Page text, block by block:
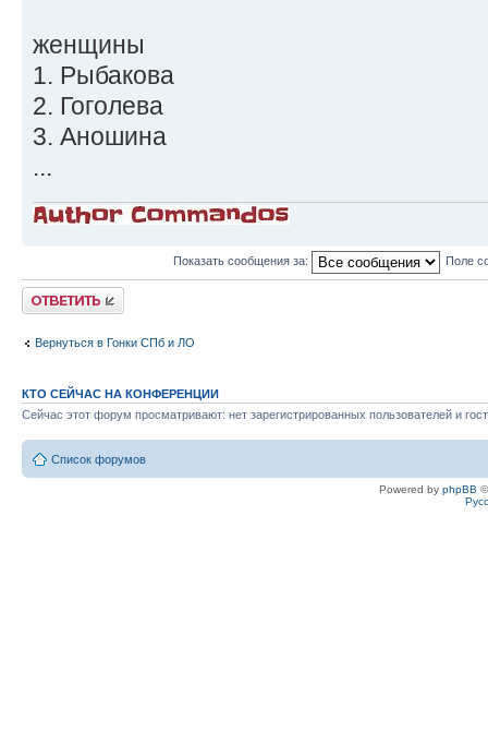
женщины
1. Рыбакова
2. Гоголева
3. Аношина
...
Показать сообщения за: Поле
Ответить
Вернуться в Гонки СПб и ЛО
КТО СЕЙЧАС НА КОНФЕРЕНЦИИ
Сейчас этот форум просматривают: нет зарегистрированных пользователей и
Список форумов
Powered by phpBB